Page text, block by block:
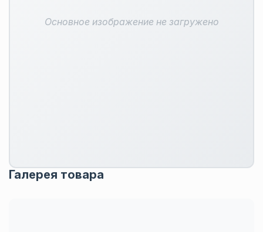
Основное изображение не загружено
Галерея товара